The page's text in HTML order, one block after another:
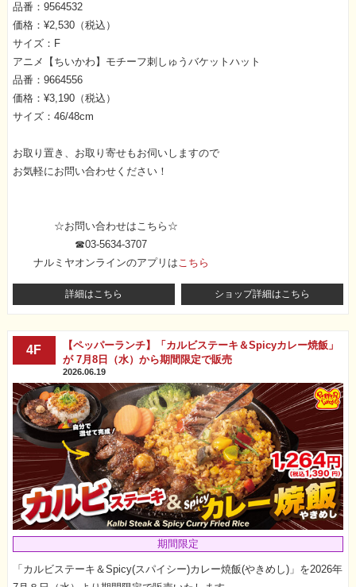
品番：9564532
価格：¥2,530（税込）
サイズ：F
アニメ【ちいかわ】モチーフ刺しゅうバケットハット
品番：9664556
価格：¥3,190（税込）
サイズ：46/48cm
お取り置き、お取り寄せもお伺いしますので
お気軽にお問い合わせください！
☆お問い合わせはこちら☆
☎03-5634-3707
ナルミヤオンラインのアプリはこちら
詳細はこちら ショップ詳細はこちら
4F
【ペッパーランチ】「カルビステーキ＆Spicyカレー焼飯」
が 7月8日（水）から期間限定で販売
2026.06.19
期間限定
「カルビステーキ＆Spicy(スパイシー)カレー焼飯(やきめし)」を2026年